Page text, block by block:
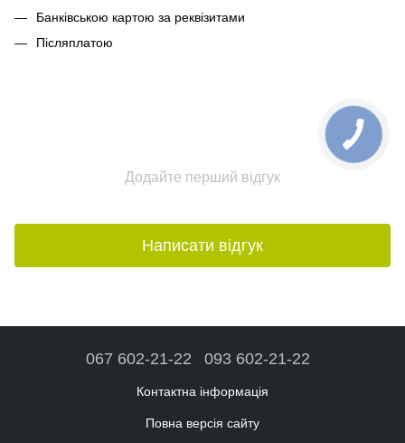
Банківською картою за реквізитами
Післяплатою
Додайте перший відгук
Написати відгук
067 602-21-22 093 602-21-22
Контактна інформація
Повна версія сайту